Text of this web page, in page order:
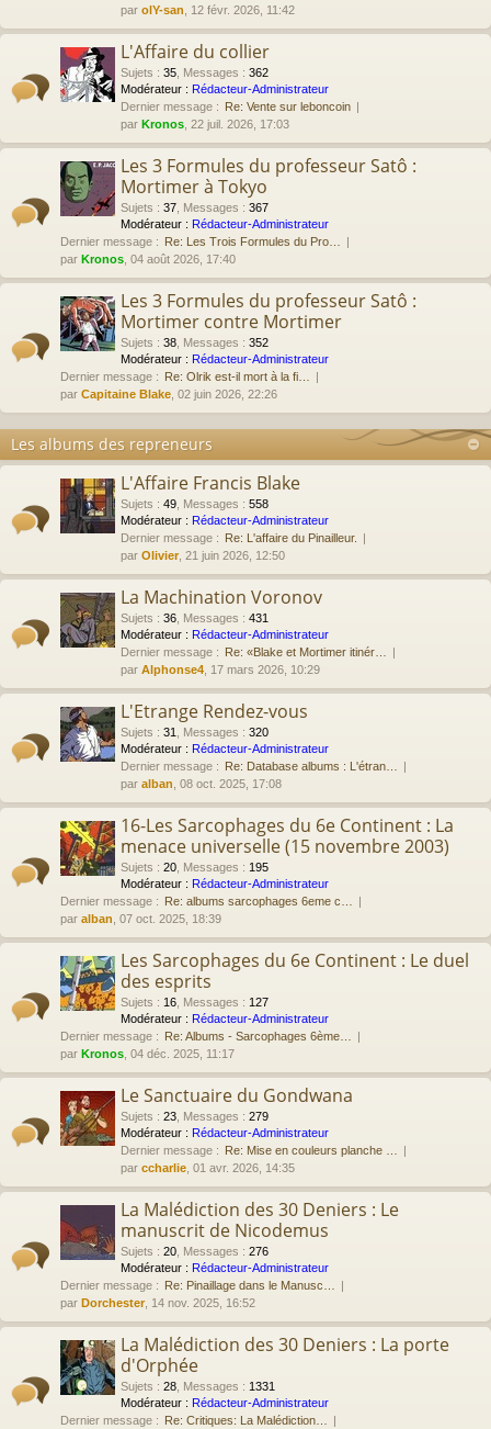
par olY-san , 12 févr. 2026, 11:42
L'Affaire du collier
Sujets : 35 Messages : 362
Modérateur : Rédacteur-Administrateur
Dernier message : Re: Vente sur leboncoin
par Kronos , 22 juil. 2026, 17:03
Les 3 Formules du professeur Satô :
Mortimer à Tokyo
Sujets : 37 Messages : 367
Modérateur : Rédacteur-Administrateur
Dernier message : Re: Les Trois Formules du Pro…
par Kronos , 04 août 2026, 17:40
Les 3 Formules du professeur Satô :
Mortimer contre Mortimer
Sujets : 38 Messages : 352
Modérateur : Rédacteur-Administrateur
Dernier message : Re: Olrik est-il mort à la fi…
par Capitaine Blake , 02 juin 2026, 22:26
Les albums des repreneurs
L'Affaire Francis Blake
Sujets : 49 Messages : 558
Modérateur : Rédacteur-Administrateur
Dernier message : Re: L'affaire du Pinailleur.
par Olivier , 21 juin 2026, 12:50
La Machination Voronov
Sujets : 36 Messages : 431
Modérateur : Rédacteur-Administrateur
Dernier message : Re: «Blake et Mortimer itinér…
par Alphonse4 , 17 mars 2026, 10:29
L'Etrange Rendez-vous
Sujets : 31 Messages : 320
Modérateur : Rédacteur-Administrateur
Dernier message : Re: Database albums : L'étran…
par alban , 08 oct. 2025, 17:08
16-Les Sarcophages du 6e Continent : La
menace universelle (15 novembre 2003)
Sujets : 20 Messages : 195
Modérateur : Rédacteur-Administrateur
Dernier message : Re: albums sarcophages 6eme c…
par alban , 07 oct. 2025, 18:39
Les Sarcophages du 6e Continent : Le duel
des esprits
Sujets : 16 Messages : 127
Modérateur : Rédacteur-Administrateur
Dernier message : Re: Albums - Sarcophages 6ème…
par Kronos , 04 déc. 2025, 11:17
Le Sanctuaire du Gondwana
Sujets : 23 Messages : 279
Modérateur : Rédacteur-Administrateur
Dernier message : Re: Mise en couleurs planche …
par ccharlie , 01 avr. 2026, 14:35
La Malédiction des 30 Deniers : Le
manuscrit de Nicodemus
Sujets : 20 Messages : 276
Modérateur : Rédacteur-Administrateur
Dernier message : Re: Pinaillage dans le Manusc…
par Dorchester , 14 nov. 2025, 16:52
La Malédiction des 30 Deniers : La porte
d'Orphée
Sujets : 28 Messages : 1331
Modérateur : Rédacteur-Administrateur
Dernier message : Re: Critiques: La Malédiction…